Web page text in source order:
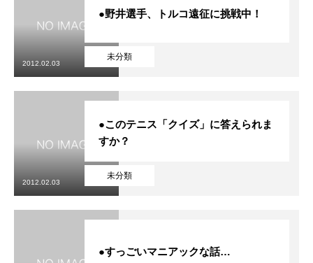
未分類
●野井選手、トルコ遠征に挑戦中！
2012.02.03
未分類
●このテニス「クイズ」に答えられま
すか？
2012.02.03
●すっごいマニアックな話…